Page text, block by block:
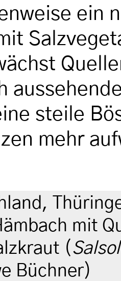
ein
steile
mehr
mit
(
Büchner)